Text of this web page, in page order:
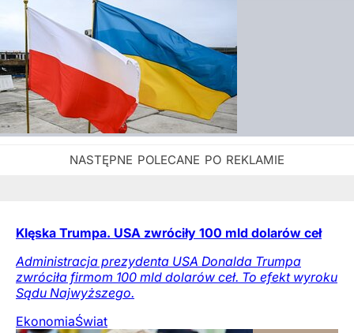
Klęska Trumpa. USA zwróciły 100 mld dolarów ceł
Administracja prezydenta USA Donalda Trumpa
zwróciła firmom 100 mld dolarów ceł. To efekt wyroku
Sądu Najwyższego.
EkonomiaŚwiat